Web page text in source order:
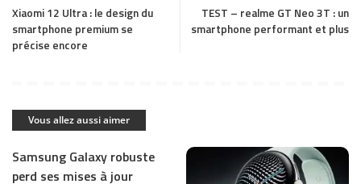
Xiaomi 12 Ultra : le design du
smartphone premium se
précise encore
TEST – realme GT Neo 3T : un
smartphone performant et plus
Vous allez aussi aimer
Samsung Galaxy robuste
perd ses mises à jour